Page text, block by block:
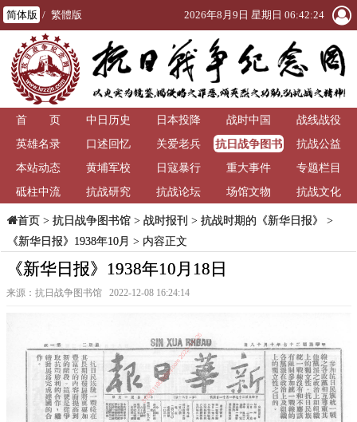
简体版 / 繁體版 2026年8月9日 星期日 06:42:25
首 页 中日历史 日本投降 战时中国
战线战役
英雄名录
口述回忆 关爱老兵
抗日战争图书
馆
抗战公益
本站动态
黄埔军校 日寇暴行 重大事件
专题栏目
砥柱中流
抗战研究 抗战论坛 场馆文物 抗战文化
首页> 抗日战争图书馆> 战时报刊 > 抗战时期的《新华日报》
>
《新华日报》1938年10月 > 内容正文
《新华日报》1938年10月18日
来源：抗日战争图书馆 2022-12-08 16:24:14